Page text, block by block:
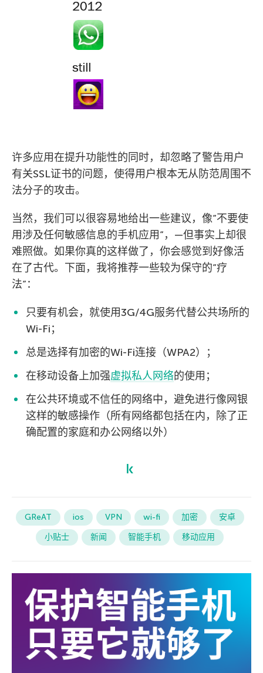
许多应用在提升功能性的同时，却忽略了警告用户
有关SSL证书的问题，使得用户根本无从防范周围不
法分子的攻击。
当然，我们可以很容易地给出一些建议，像”不要使
用涉及任何敏感信息的手机应用”，—但事实上却很
难照做。如果你真的这样做了，你会感觉到好像活
在了古代。下面，我将推荐一些较为保守的”疗
法”：
只要有机会，就使用3G/4G服务代替公共场所的
Wi-Fi；
总是选择有加密的Wi-Fi连接（WPA2）；
在移动设备上加强虚拟私人网络的使用；
在公共环境或不信任的网络中，避免进行像网银
这样的敏感操作（所有网络都包括在内，除了正
确配置的家庭和办公网络以外）
GReAT ios VPN wi-fi 加密
安卓
小贴士
新闻 智能手机 移动应用